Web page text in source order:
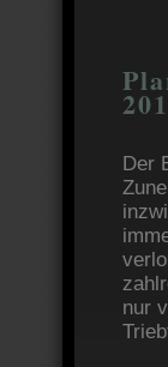
Der
nur